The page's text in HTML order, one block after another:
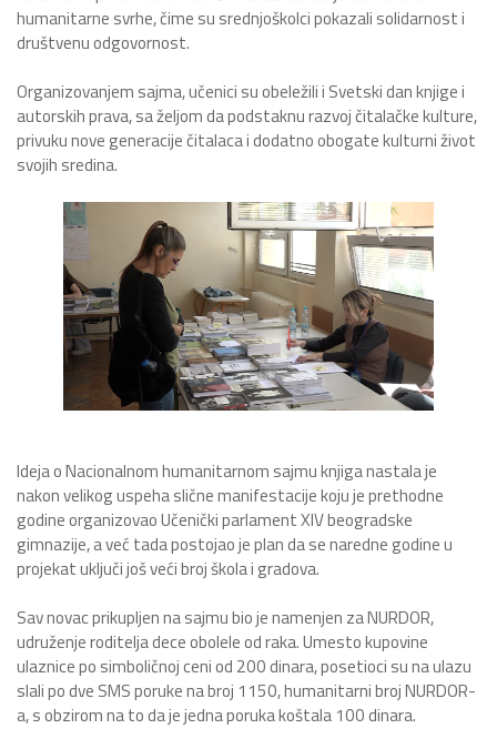
humanitarne svrhe, čime su srednjoškolci pokazali solidarnost i
društvenu odgovornost.
Organizovanjem sajma, učenici su obeležili i Svetski dan knjige i
autorskih prava, sa željom da podstaknu razvoj čitalačke kulture,
privuku nove generacije čitalaca i dodatno obogate kulturni život
svojih sredina.
Ideja o Nacionalnom humanitarnom sajmu knjiga nastala je
nakon velikog uspeha slične manifestacije koju je prethodne
godine organizovao Učenički parlament XIV beogradske
gimnazije, a već tada postojao je plan da se naredne godine u
projekat uključi još veći broj škola i gradova.
Sav novac prikupljen na sajmu bio je namenjen za NURDOR,
udruženje roditelja dece obolele od raka. Umesto kupovine
ulaznice po simboličnoj ceni od 200 dinara, posetioci su na ulazu
slali po dve SMS poruke na broj 1150, humanitarni broj NURDOR-
a, s obzirom na to da je jedna poruka koštala 100 dinara.